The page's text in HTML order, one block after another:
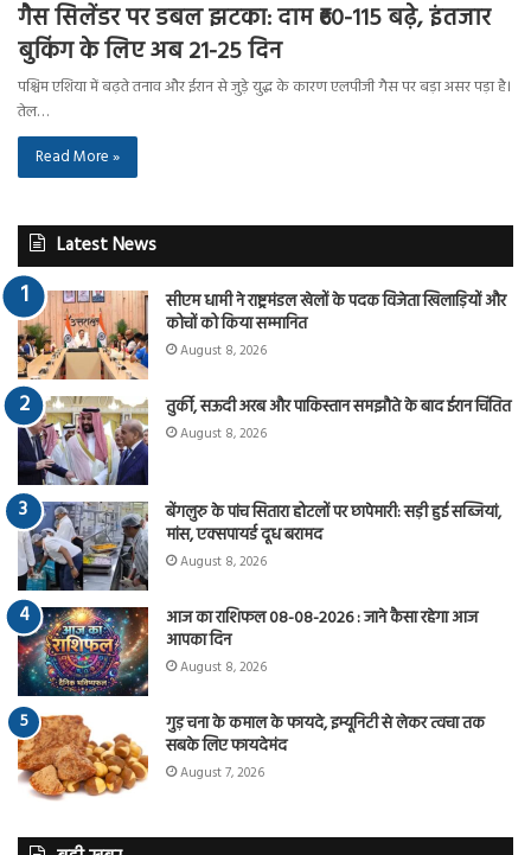
गैस सिलेंडर पर डबल झटका: दाम ₹60-115 बढ़े, इंतजार
बुकिंग के लिए अब 21-25 दिन
पश्चिम एशिया में बढ़ते तनाव और ईरान से जुड़े युद्ध के कारण एलपीजी गैस पर बड़ा असर पड़ा है।
तेल…
Read More »
Latest News
सीएम धामी ने राष्ट्रमंडल खेलों के पदक विजेता खिलाड़ियों और
कोचों को किया सम्मानित
August 8, 2026
तुर्की, सऊदी अरब और पाकिस्तान समझौते के बाद ईरान चिंतित
August 8, 2026
बेंगलुरु के पांच सितारा होटलों पर छापेमारी: सड़ी हुई सब्जियां,
मांस, एक्सपायर्ड दूध बरामद
August 8, 2026
आज का राशिफल 08-08-2026 : जाने कैसा रहेगा आज
आपका दिन
August 8, 2026
गुड़ चना के कमाल के फायदे, इम्यूनिटी से लेकर त्वचा तक
सबके लिए फायदेमंद
August 7, 2026